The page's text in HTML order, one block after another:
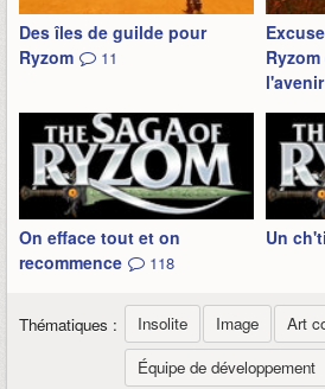
Des îles de guilde pour
Ryzom
11
l'avenir
On efface tout et on
recommence
118
Un
Thématiques : Insolite Image
Art
Équipe de développement